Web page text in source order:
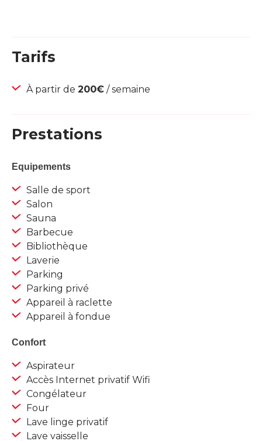
Tarifs
À partir de 200€ / semaine
Prestations
Equipements
Salle de sport
Salon
Sauna
Barbecue
Bibliothèque
Laverie
Parking
Parking privé
Appareil à raclette
Appareil à fondue
Confort
Aspirateur
Accès Internet privatif Wifi
Congélateur
Four
Lave linge privatif
Lave vaisselle